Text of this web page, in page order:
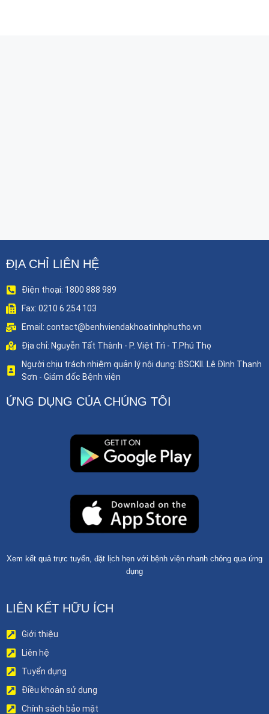
ĐỊA CHỈ LIÊN HỆ
Điện thoại: 1800 888 989
Fax: 0210 6 254 103
Email: contact@benhviendakhoatinhphutho.vn
Địa chỉ: Nguyễn Tất Thành - P. Việt Trì - T.Phú Thọ
Người chịu trách nhiệm quản lý nội dung: BSCKII. Lê Đình Thanh
Sơn - Giám đốc Bệnh viện
ỨNG DỤNG CỦA CHÚNG TÔI
Xem kết quả trực tuyến, đặt lịch hẹn với bệnh viện nhanh chóng qua ứng
dụng
LIÊN KẾT HỮU ÍCH
Giới thiệu
Liên hệ
Tuyển dụng
Điều khoản sử dụng
Chính sách bảo mật